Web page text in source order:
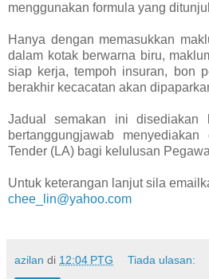
menggunakan formula yang
Hanya dengan memasukkan
dalam kotak berwarna biru,
siap kerja, tempoh insuran, bon
berakhir kecacatan akan
Jadual semakan ini disediakan
bertanggungjawab
Tender (LA) bagi kelulusan
Untuk keterangan lanjut sila
chee_lin@yahoo.com
azilan di 12:04 PTG Tiada ulasan: